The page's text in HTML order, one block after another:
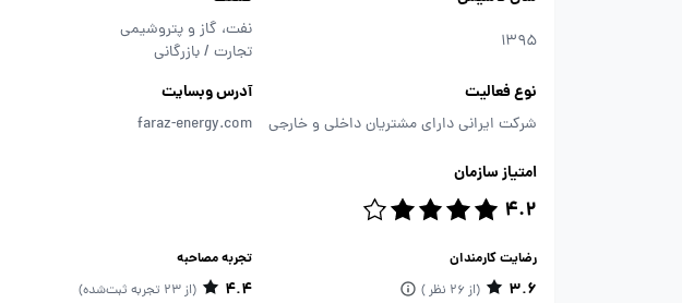
1395
نفت، گاز و پتروشیمی
تجارت / بازرگانی
نوع فعالیت
شرکت ایرانی دارای مشتریان داخلی و خارجی
آدرس وبسایت
faraz-energy.com
امتیاز سازمان
4.2
رضایت کارمندان
3.6 (از 26 نظر )
تجربه مصاحبه
4.4 (از 23 تجربه ثبت‌شده)